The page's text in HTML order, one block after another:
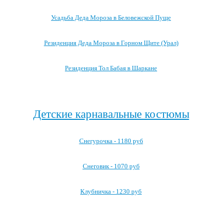
Усадьба Деда Мороза в Беловежской Пуще
Резиденция Деда Мороза в Горном Щите (Урал)
Резиденция Тол Бабая в Шаркане
Детские карнавальные костюмы
Снегурочка - 1180 руб
Снеговик - 1070 руб
Клубничка - 1230 руб